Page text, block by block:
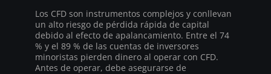
Los CFD son instrumentos complejos y conllevan
un alto riesgo de pérdida rápida de capital
debido al efecto de apalancamiento. Entre el 74
% y el 89 % de las cuentas de inversores
minoristas pierden dinero al operar con CFD.
Antes de operar, debe asegurarse de